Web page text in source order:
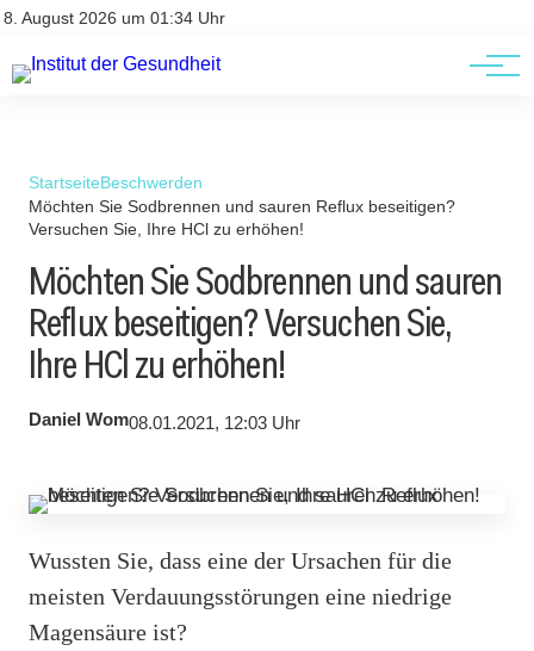
8. August 2026 um 01:34 Uhr
Kontakt
Kontakt
AGBs
StartseiteBeschwerden
Möchten Sie Sodbrennen und sauren Reflux beseitigen?
Versuchen Sie, Ihre HCl zu erhöhen!
Möchten Sie Sodbrennen und sauren
Reflux beseitigen? Versuchen Sie,
Ihre HCl zu erhöhen!
Daniel Wom08.01.2021, 12:03 Uhr
Wussten Sie, dass eine der Ursachen für die
meisten Verdauungsstörungen eine niedrige
Magensäure ist?